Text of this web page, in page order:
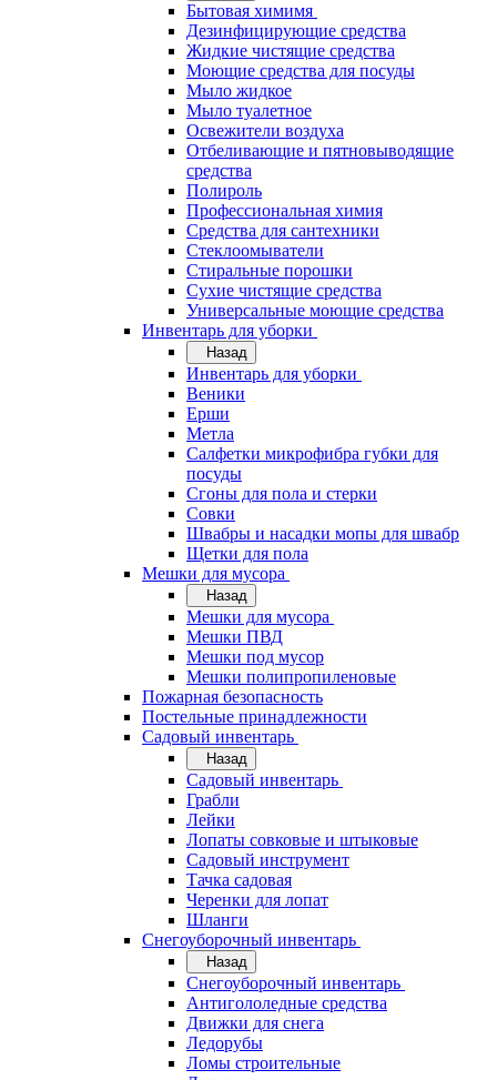
Бытовая химимя
Дезинфицирующие средства
Жидкие чистящие средства
Моющие средства для посуды
Мыло жидкое
Мыло туалетное
Освежители воздуха
Отбеливающие и пятновыводящие
средства
Полироль
Профессиональная химия
Средства для сантехники
Стеклоомыватели
Стиральные порошки
Сухие чистящие средства
Универсальные моющие средства
Инвентарь для уборки
Назад
Инвентарь для уборки
Веники
Ерши
Метла
Салфетки микрофибра губки для
посуды
Сгоны для пола и стерки
Совки
Швабры и насадки мопы для швабр
Щетки для пола
Мешки для мусора
Назад
Мешки для мусора
Мешки ПВД
Мешки под мусор
Мешки полипропиленовые
Пожарная безопасность
Постельные принадлежности
Садовый инвентарь
Назад
Садовый инвентарь
Грабли
Лейки
Лопаты совковые и штыковые
Садовый инструмент
Тачка садовая
Черенки для лопат
Шланги
Снегоуборочный инвентарь
Назад
Снегоуборочный инвентарь
Антигололедные средства
Движки для снега
Ледорубы
Ломы строительные